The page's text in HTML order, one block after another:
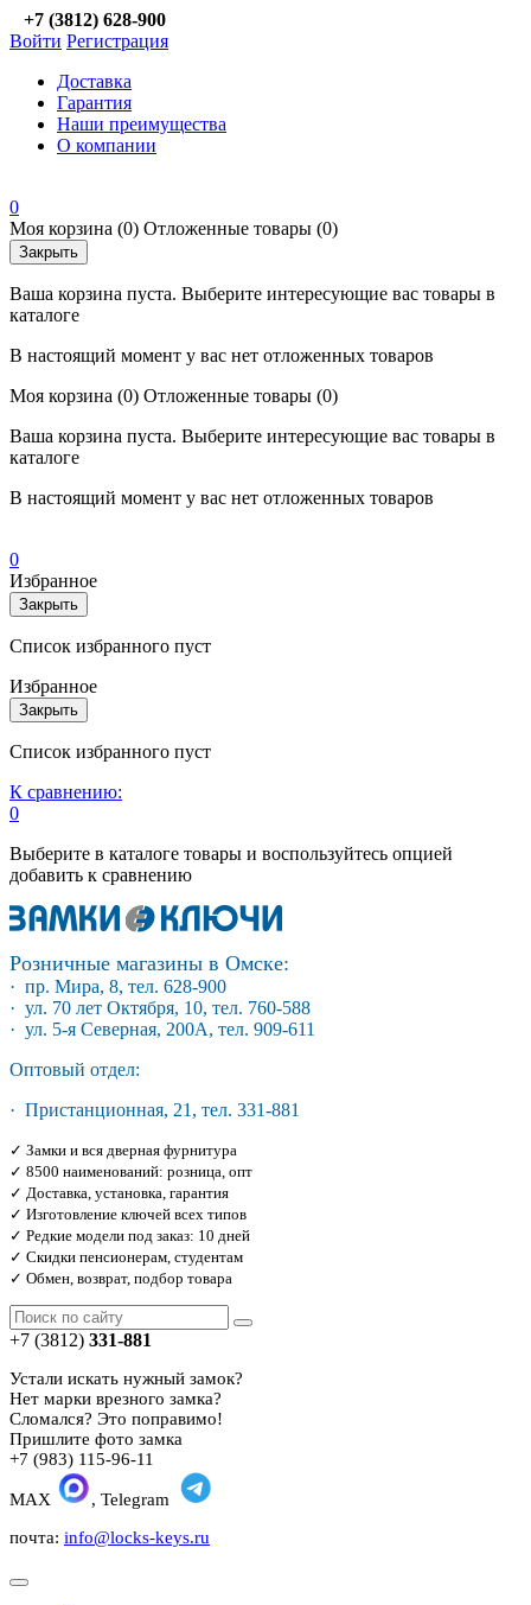
+7 (3812) 628-900
Войти Регистрация
Доставка
Гарантия
Наши преимущества
О компании
0
Моя корзина (0) Отложенные товары (0)
Закрыть
Ваша корзина пуста. Выберите интересующие вас товары в
каталоге
В настоящий момент у вас нет отложенных товаров
Моя корзина (0) Отложенные товары (0)
Ваша корзина пуста. Выберите интересующие вас товары в
каталоге
В настоящий момент у вас нет отложенных товаров
0
Избранное
Закрыть
Список избранного пуст
Избранное
Закрыть
Список избранного пуст
К сравнению:
0
Выберите в каталоге товары и воспользуйтесь опцией
добавить к сравнению
Розничные магазины в Омске:
· пр. Мира, 8, тел. 628-900
· ул. 70 лет Октября, 10, тел. 760-588
· ул. 5-я Северная, 200А, тел. 909-611
Оптовый отдел:
· Пристанционная, 21, тел. 331-881
✓ Замки и вся дверная фурнитура
✓ 8500 наименований: розница, опт
✓ Доставка, установка, гарантия
✓ Изготовление ключей всех типов
✓ Редкие модели под заказ: 10 дней
✓ Скидки пенсионерам, студентам
✓ Обмен, возврат, подбор товара
+7 (3812) 331-881
Устали искать нужный замок?
Нет марки врезного замка?
Сломался? Это поправимо!
Пришлите фото замка
+7 (983) 115-96-11
MAX
, Telegram
почта: info@locks-keys.ru